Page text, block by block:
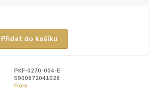
Přidat do košíku
PKF-0270-004-E
5900672041026
Fiore